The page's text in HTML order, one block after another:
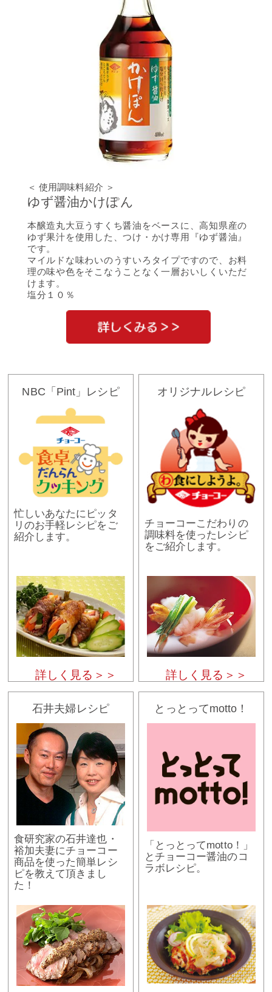
＜ 使用調味料紹介 ＞
ゆず醤油かけぽん
本醸造丸大豆うすくち醤油をベースに、高知県産の
ゆず果汁を使用した、つけ・かけ専用『ゆず醤油』
です。
マイルドな味わいのうすいろタイプですので、お料
理の味や色をそこなうことなく一層おいしくいただ
けます。
塩分１０％
NBC「Pint」レシピ
忙しいあなたにピッタ
リのお手軽レシピをご
紹介します。
詳しく見る＞＞
オリジナルレシピ
チョーコーこだわりの
調味料を使ったレシピ
をご紹介します。
詳しく見る＞＞
石井夫婦レシピ
食研究家の石井達也・
裕加夫妻にチョーコー
商品を使った簡単レシ
ピを教えて頂きまし
た！
とっとってmotto！
「とっとってmotto！」
とチョーコー醤油のコ
ラボレシピ。